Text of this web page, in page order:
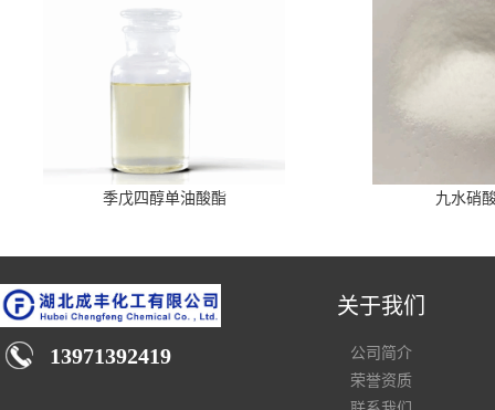
季戊四醇单油酸酯 九水硝
13971392419
关于我们
公司简介
荣誉资质